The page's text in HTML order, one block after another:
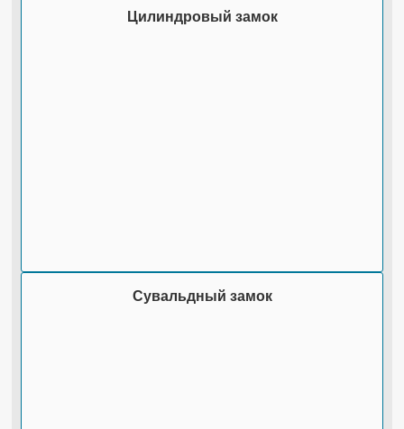
Цилиндровый замок
Сувальдный замок